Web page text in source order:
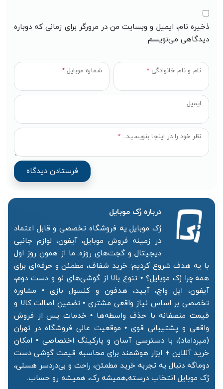
نظر خود را در اینجا بنویسید... *
نام و نام خانوادگی * شماره موبایل *
ایمیل
ذخیره نام، ایمیل و وبسایت من در مرورگر برای زمانی که دوباره
دیدگاهی می‌نویسم.
درباره رُک‌ موبایل
رُک موبایل یه فروشگاه تخصصی و قابل اعتماد
در زمینه فروش موبایل، آیفون، لوازم جانبی
دیجیتال و گجت‌های روزه. ما از همون روز اول
با یه هدف شروع کردیم: خرید شفاف، مطمئن و حرفه‌ای برای
همه.چرا رُک موبایل؟ • تنوع بالا از گوشی‌های نو و دست دوم،
آیفون، اپل واچ، آیپد، هدفون و کنسول بازی • مشاوره
تخصصی بر اساس نیاز واقعی مشتری • تضمین اصالت کالا و
قیمت منصفانه با حذف واسطه‌ها • خدمات پس از فروش
واقعی و پشتیبانی قوی • موقعیت عالی فروشگاه در تهران
(میرداماد)، با دسترسی آسان و پارکینگ اختصاصی • امکان
خرید آنلاین + ابزار هوشمند برای محاسبه قیمت گوشی دست
دوماگه دنبال یه تجربه خرید مطمئن، راحت و بی‌دردسر هستی،
رُک موبایل انتخاب درسته٬همیشه رک، همیشه رو حساب.